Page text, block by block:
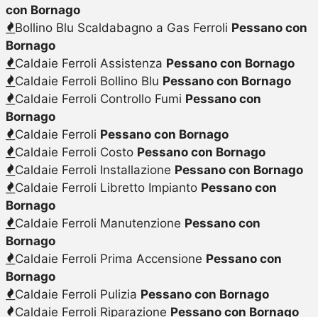
con Bornago
Bollino Blu Scaldabagno a Gas Ferroli Pessano con
Bornago
Caldaie Ferroli Assistenza Pessano con Bornago
Caldaie Ferroli Bollino Blu Pessano con Bornago
Caldaie Ferroli Controllo Fumi Pessano con
Bornago
Caldaie Ferroli Pessano con Bornago
Caldaie Ferroli Costo Pessano con Bornago
Caldaie Ferroli Installazione Pessano con Bornago
Caldaie Ferroli Libretto Impianto Pessano con
Bornago
Caldaie Ferroli Manutenzione Pessano con
Bornago
Caldaie Ferroli Prima Accensione Pessano con
Bornago
Caldaie Ferroli Pulizia Pessano con Bornago
Caldaie Ferroli Riparazione Pessano con Bornago